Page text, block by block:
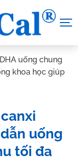
DHA uống chung
khoa học giúp
uống
tối đa